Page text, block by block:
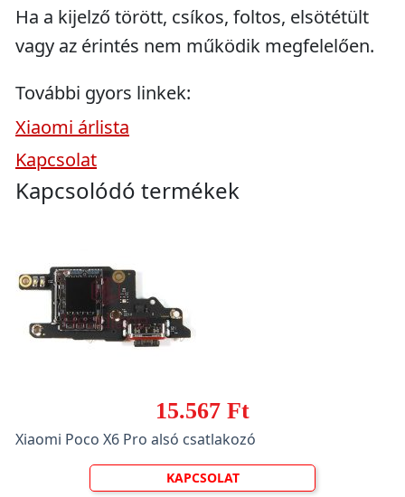
Ha a kijelző törött, csíkos, foltos, elsötétült
vagy az érintés nem működik megfelelően.
További gyors linkek:
Xiaomi árlista
Kapcsolat
Kapcsolódó termékek
15.567 Ft
Xiaomi Poco X6 Pro alsó csatlakozó
KAPCSOLAT